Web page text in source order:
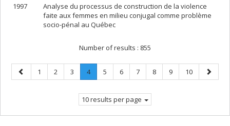
1997
Analyse du processus de construction de la violence
faite aux femmes en milieu conjugal comme problème
socio-pénal au Québec
Number of results : 855
Previous
page
Page
1 Page
2 Page
3 Page
4.
Current
Page
5 Page
6 Page
7 Page
8 Page
9 Page
10
Next
page
10 results per page